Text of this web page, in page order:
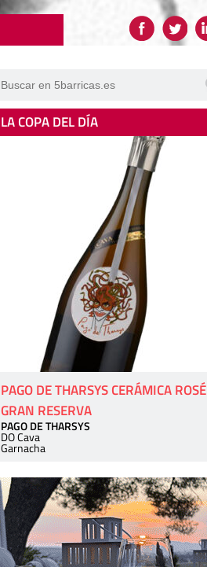
LA COPA DEL DÍA
PAGO DE THARSYS CERÁMICA ROSÉ
GRAN RESERVA
PAGO DE THARSYS
DO Cava
Garnacha